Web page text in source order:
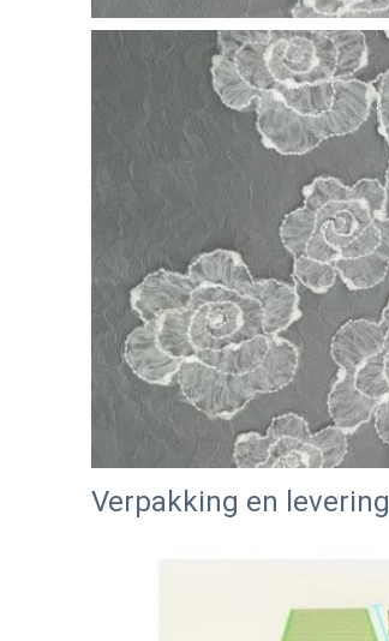
Verpakking en levering